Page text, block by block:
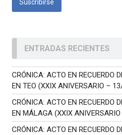
ENTRADAS RECIENTES
CRÓNICA: ACTO EN RECUERDO
EN TEO (XXIX ANIVERSARIO –
CRÓNICA: ACTO EN RECUERDO
EN MÁLAGA (XXIX
CRÓNICA: ACTO EN RECUERDO